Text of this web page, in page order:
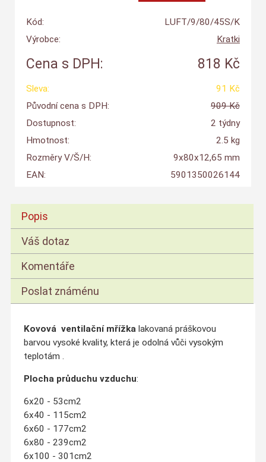
Kód:
LUFT/9/80/45S/K
Výrobce:
Kratki
Cena s DPH: 818 Kč
Sleva:
91 Kč
Původní cena s DPH:
909 Kč
Dostupnost:
2 týdny
Hmotnost:
2.5 kg
Rozměry V/Š/H:
9x80x12,65 mm
EAN:
5901350026144
Popis
Váš dotaz
Komentáře
Poslat známénu
Kovová ventilační mřížka lakovaná práškovou
barvou vysoké kvality, která je odolná vůči vysokým
teplotám .
Plocha průduchu vzduchu:
6x20 - 53cm2
6x40 - 115cm2
6x60 - 177cm2
6x80 - 239cm2
6x100 - 301cm2